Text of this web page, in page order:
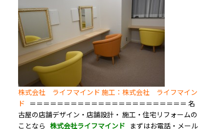
株式会社 ライフマインド 施工：株式会社 ライフマイン
ド ＝＝＝＝＝＝＝＝＝＝＝＝＝＝＝＝＝＝＝＝＝＝＝ 名
古屋の店舗デザイン・店舗設計・ 施工・住宅リフォームの
ことなら 株式会社ライフマインド まずはお電話・メール